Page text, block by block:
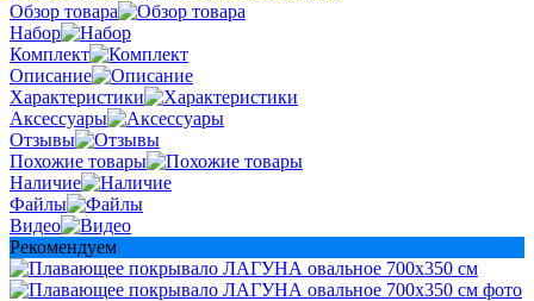
Обзор товара
Набор
Комплект
Описание
Характеристики
Аксессуары
Отзывы
Похожие товары
Наличие
Файлы
Видео
Рекомендуем